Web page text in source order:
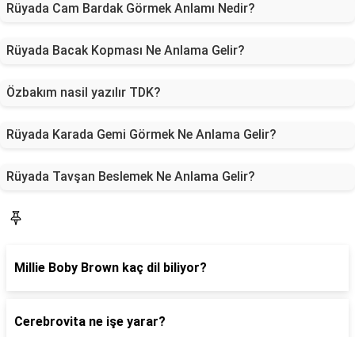
Rüyada Cam Bardak Görmek Anlamı Nedir?
Rüyada Bacak Kopması Ne Anlama Gelir?
Özbakım nasil yazılır TDK?
Rüyada Karada Gemi Görmek Ne Anlama Gelir?
Rüyada Tavşan Beslemek Ne Anlama Gelir?
Millie Boby Brown kaç dil biliyor?
Cerebrovita ne işe yarar?